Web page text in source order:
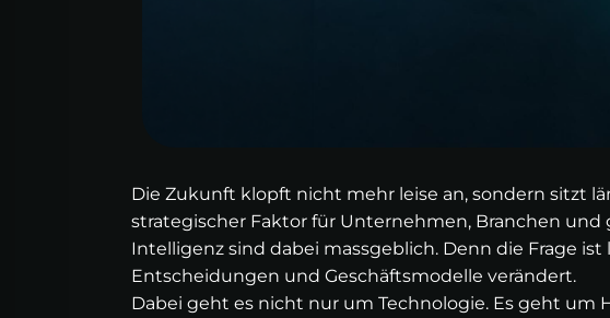
Die Zukunft klopft nicht mehr leise an, sondern sitzt
strategischer Faktor für Unternehmen, Branchen
Intelligenz sind dabei massgeblich. Denn die Frage
Entscheidungen und Geschäftsmodelle verändert.
Dabei geht es nicht nur um Technologie. Es geht um